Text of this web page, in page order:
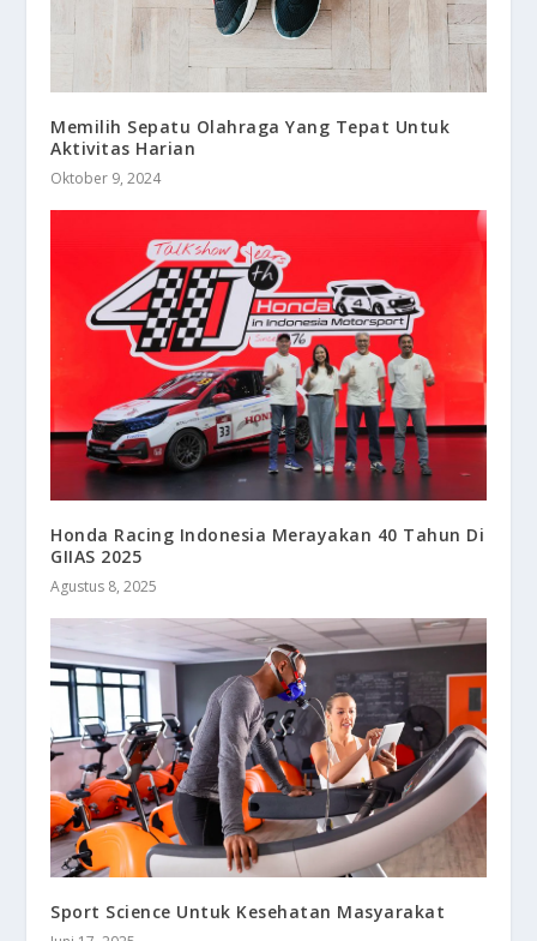
Memilih Sepatu Olahraga Yang Tepat Untuk
Aktivitas Harian
Oktober 9, 2024
Honda Racing Indonesia Merayakan 40 Tahun Di
GIIAS 2025
Agustus 8, 2025
Sport Science Untuk Kesehatan Masyarakat